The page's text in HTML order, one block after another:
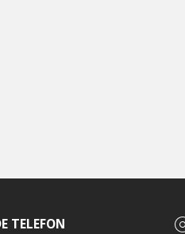
TELEFON